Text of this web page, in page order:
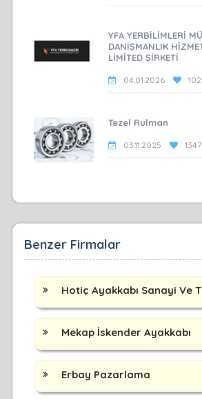
YFA YERBİLİMLERİ
DANIŞMANLIK
LİMİTED ŞİRKETİ
04.01.2026
Tezel Rulman
03.11.2025 1347
Benzer Firmalar
Hotiç Ayakkabı Sanayi Ve
Mekap İskender Ayakkabı
Erbay Pazarlama